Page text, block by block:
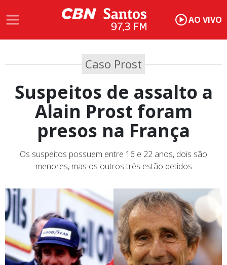
AO VIVO
Caso Prost
Suspeitos de assalto a
Alain Prost foram
presos na França
Os suspeitos possuem entre 16 e 22 anos, dois são
menores, mas os outros três estão detidos